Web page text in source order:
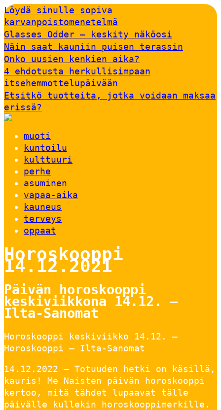
Löydä sinulle sopiva
karvanpoistomenetelmä
Glasses Odder – keskity näköosi
Näin saat kauniin puisen terassin
Onko uusien kenkien aika?
4 ehdotusta herkullisimpaan
itsehemmottelupäivään
Etsitkö tuotteita, jotka voidaan maksaa
erissä?
muoti
kuntoilu
kulttuuri
perhe
asuminen
vapaa-aika
kauneus
terveys
oppaat
Horoskooppi
14.12.2021
Päivän horoskooppi
keskiviikkona 14.12. –
Ilta-Sanomat
Horoskooppi keskiviikko 14.12. –
Horoskooppi – Ilta-Sanomat
14.12.2022 — Totuuden hetki on käsillä,
kauris! Me Naisten päivän horoskooppi
kertoo, mitä tähdet lupaavat tälle
päivälle kullekin horoskooppimerkille.